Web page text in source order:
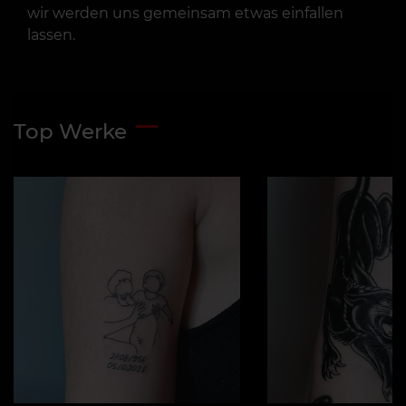
wir werden uns gemeinsam etwas einfallen
lassen.
Top Werke